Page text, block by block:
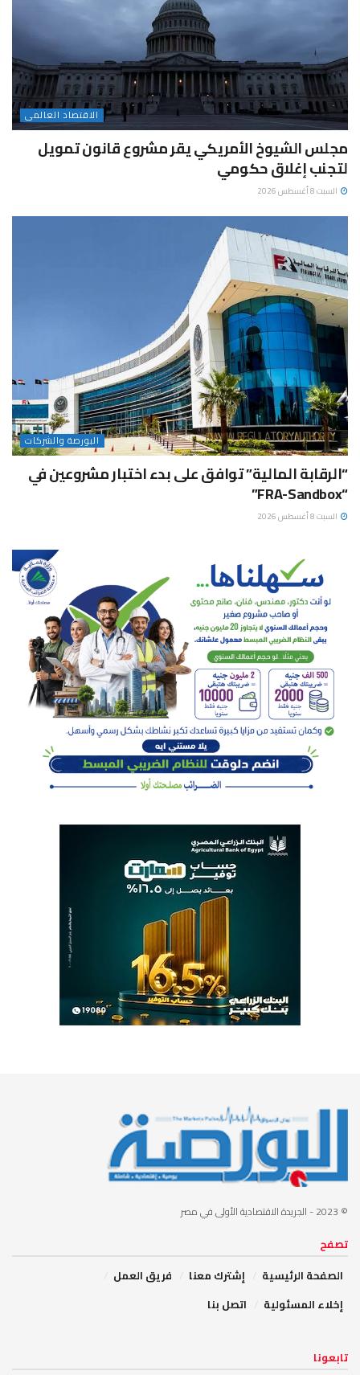
الاقتصاد العالمى
مجلس الشيوخ الأمريكي يقر مشروع قانون تمويل
لتجنب إغلاق حكومي
السبت 8 أغسطس 2026
البورصة والشركات
“الرقابة المالية” توافق على بدء اختبار مشروعين في
“FRA-Sandbox”
السبت 8 أغسطس 2026
© 2023 - الجريدة الاقتصادية الأولى في مصر
تصفح
الصفحة الرئيسية
إشترك معنا
فريق العمل
إخلاء المسئولية
اتصل بنا
تابعونا